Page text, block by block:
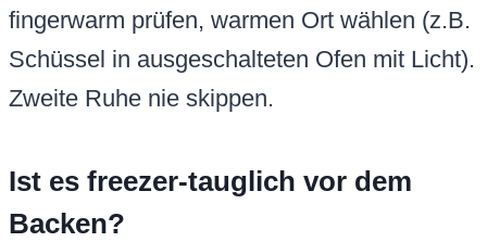
fingerwarm prüfen, warmen Ort wählen (z.B.
Schüssel in ausgeschalteten Ofen mit Licht).
Zweite Ruhe nie skippen.
Ist es freezer-tauglich vor dem
Backen?